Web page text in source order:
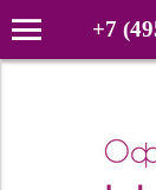
+7